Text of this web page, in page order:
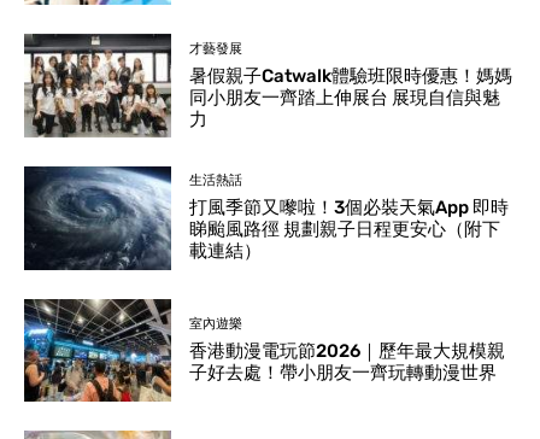
才藝發展
暑假親子Catwalk體驗班限時優惠！媽媽
同小朋友一齊踏上伸展台 展現自信與魅
力
生活熱話
打風季節又嚟啦！3個必裝天氣App 即時
睇颱風路徑 規劃親子日程更安心（附下
載連結）
室內遊樂
香港動漫電玩節2026｜歷年最大規模親
子好去處！帶小朋友一齊玩轉動漫世界